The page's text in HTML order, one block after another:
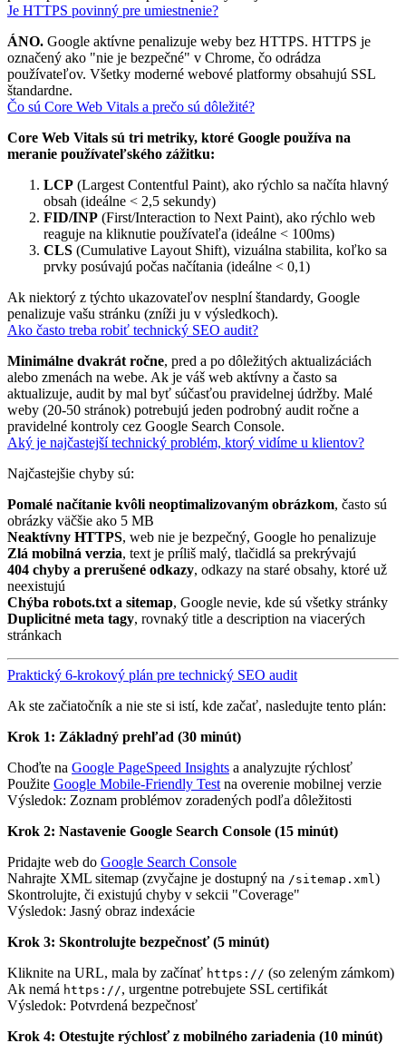
Je HTTPS povinný pre umiestnenie?
ÁNO. Google aktívne penalizuje weby bez HTTPS. HTTPS je
označený ako "nie je bezpečné" v Chrome, čo odrádza
používateľov. Všetky moderné webové platformy obsahujú SSL
štandardne.
Čo sú Core Web Vitals a prečo sú dôležité?
Core Web Vitals sú tri metriky, ktoré Google používa na
meranie používateľského zážitku:
LCP (Largest Contentful Paint), ako rýchlo sa načíta hlavný
obsah (ideálne < 2,5 sekundy)
FID/INP (First/Interaction to Next Paint), ako rýchlo web
reaguje na kliknutie používateľa (ideálne < 100ms)
CLS (Cumulative Layout Shift), vizuálna stabilita, koľko sa
prvky posúvajú počas načítania (ideálne < 0,1)
Ak niektorý z týchto ukazovateľov nesplní štandardy, Google
penalizuje vašu stránku (zníži ju v výsledkoch).
Ako často treba robiť technický SEO audit?
Minimálne dvakrát ročne, pred a po dôležitých aktualizáciách
alebo zmenách na webe. Ak je váš web aktívny a často sa
aktualizuje, audit by mal byť súčasťou pravidelnej údržby. Malé
weby (20-50 stránok) potrebujú jeden podrobný audit ročne a
pravidelné kontroly cez Google Search Console.
Aký je najčastejší technický problém, ktorý vidíme u klientov?
Najčastejšie chyby sú:
Pomalé načítanie kvôli neoptimalizovaným obrázkom, často sú
obrázky väčšie ako 5 MB
Neaktívny HTTPS, web nie je bezpečný, Google ho penalizuje
Zlá mobilná verzia, text je príliš malý, tlačidlá sa prekrývajú
404 chyby a prerušené odkazy, odkazy na staré obsahy, ktoré už
neexistujú
Chýba robots.txt a sitemap, Google nevie, kde sú všetky stránky
Duplicitné meta tagy, rovnaký title a description na viacerých
stránkach
Praktický 6-krokový plán pre technický SEO audit
Ak ste začiatočník a nie ste si istí, kde začať, nasledujte tento plán:
Krok 1: Základný prehľad (30 minút)
Choďte na Google PageSpeed Insights a analyzujte rýchlosť
Použite Google Mobile-Friendly Test na overenie mobilnej verzie
Výsledok: Zoznam problémov zoradených podľa dôležitosti
Krok 2: Nastavenie Google Search Console (15 minút)
Pridajte web do Google Search Console
Nahrajte XML sitemap (zvyčajne je dostupný na /sitemap.xml )
Skontrolujte, či existujú chyby v sekcii "Coverage"
Výsledok: Jasný obraz indexácie
Krok 3: Skontrolujte bezpečnosť (5 minút)
Kliknite na URL, mala by začínať https:// (so zeleným zámkom)
Ak nemá https://, urgentne potrebujete SSL certifikát
Výsledok: Potvrdená bezpečnosť
Krok 4: Otestujte rýchlosť z mobilného zariadenia (10 minút)